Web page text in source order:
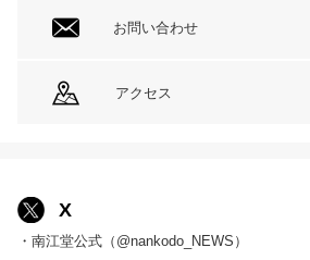
お問い合わせ
アクセス
X
・南江堂公式（@nankodo_NEWS）